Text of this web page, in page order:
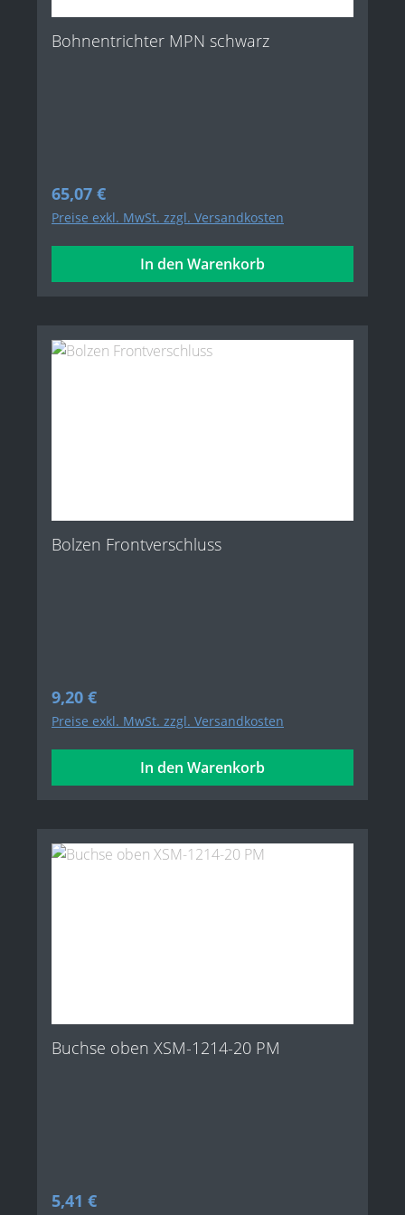
Bohnentrichter MPN schwarz
Regulärer Preis:
65,07 €
Preise exkl. MwSt. zzgl. Versandkosten
In den Warenkorb
Bolzen Frontverschluss
Regulärer Preis:
9,20 €
Preise exkl. MwSt. zzgl. Versandkosten
In den Warenkorb
Buchse oben XSM-1214-20 PM
Regulärer Preis:
5,41 €